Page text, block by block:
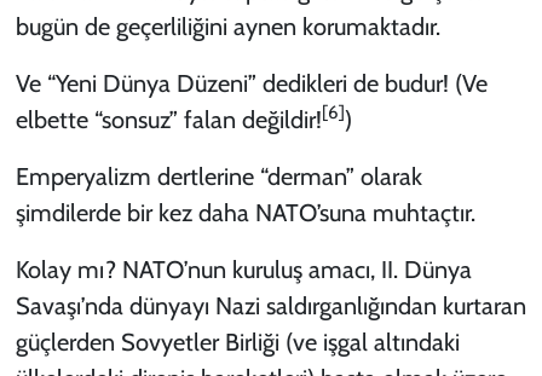
bugün de geçerliliğini aynen korumaktadır.
Ve “Yeni Dünya Düzeni” dedikleri de budur! (Ve
elbette “sonsuz” falan değildir![6])
Emperyalizm dertlerine “derman” olarak
şimdilerde bir kez daha NATO’suna muhtaçtır.
Kolay mı? NATO’nun kuruluş amacı, II. Dünya
Savaşı’nda dünyayı Nazi saldırganlığından kurtaran
güçlerden Sovyetler Birliği (ve işgal altındaki